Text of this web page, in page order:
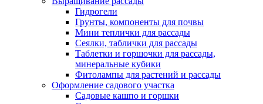
Гидрогели
Грунты, компоненты для почвы
Мини теплички для рассады
Сеялки, таблички для рассады
Таблетки и горшочки для рассады,
минеральные кубики
Фитолампы для растений и рассады
Оформление садового участка
Садовые кашпо и горшки